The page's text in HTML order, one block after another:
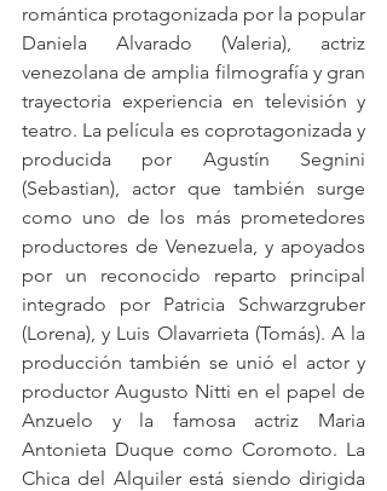
romántica protagonizada por la popular
Daniela Alvarado (Valeria), actriz
venezolana de amplia filmografía y gran
trayectoria experiencia en televisión y
teatro. La película es coprotagonizada y
producida por Agustín Segnini
(Sebastian), actor que también surge
como uno de los más prometedores
productores de Venezuela, y apoyados
por un reconocido reparto principal
integrado por Patricia Schwarzgruber
(Lorena), y Luis Olavarrieta (Tomás). A la
producción también se unió el actor y
productor Augusto Nitti en el papel de
Anzuelo y la famosa actriz Maria
Antonieta Duque como Coromoto. La
Chica del Alquiler está siendo dirigida